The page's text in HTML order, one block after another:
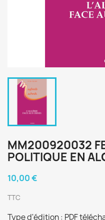
MM200920032
POLITIQUE EN
10,00 €
TTC
Type d'édition : PDF